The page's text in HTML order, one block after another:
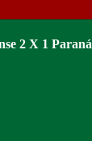
2 X 1 Paraná